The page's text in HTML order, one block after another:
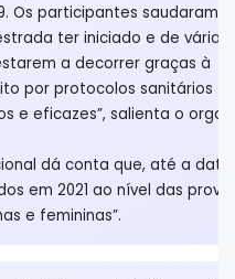
Os participantes saudaram
ter iniciado e de várias
a decorrer graças à
por protocolos sanitários
e eficazes”, salienta o
dá conta que, até a data,
em 2021 ao nível das
e femininas”.